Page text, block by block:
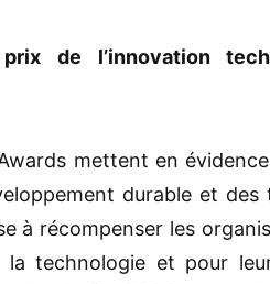
de l’innovation
mettent en
durable et des
à récompenser les
technologie et pour